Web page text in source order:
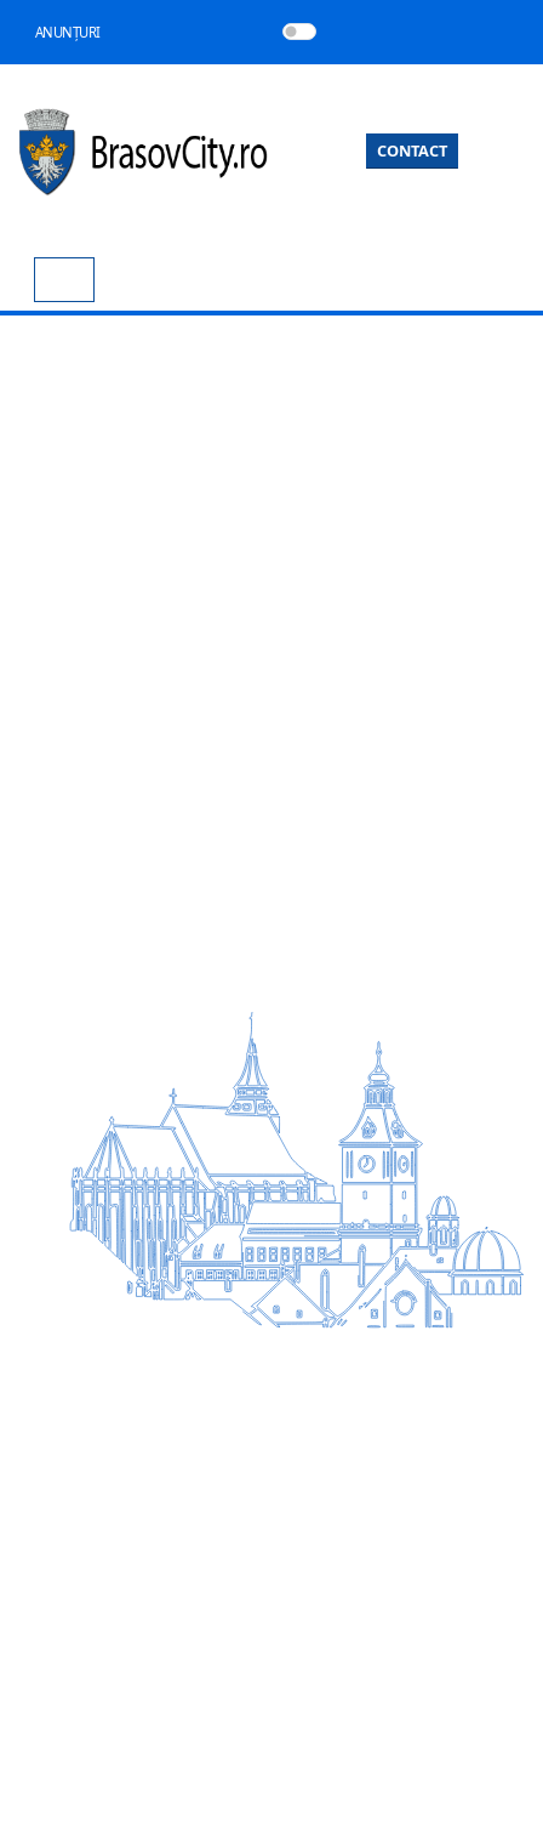
ANUNȚURI
CONTACT